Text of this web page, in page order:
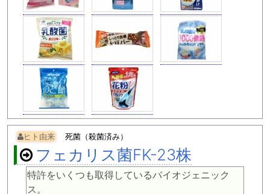
ヒト由来 死菌（殺菌済み）
フェカリス菌FK-23株
特許をいくつも取得しているバイオジェニック
ス。